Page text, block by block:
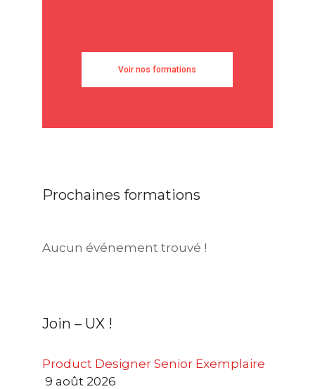
Voir nos formations
Prochaines formations
Aucun événement trouvé !
Join – UX !
Product Designer Senior Exemplaire
9 août 2026